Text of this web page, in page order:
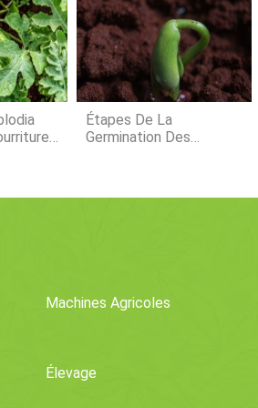
perte de mort, et les poids de
de 1991 dun éminent é
Étapes De La
Germination Des
Machines Agricoles
Élevage